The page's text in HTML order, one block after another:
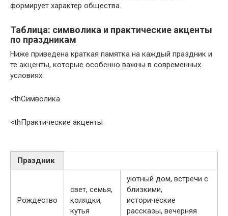
формирует характер общества.
Таблица: символика и практические акценты
по праздникам
Ниже приведена краткая памятка на каждый праздник и
те акценты, которые особенно важны в современных
условиях:
<thСимволика
<thПрактические акценты
Праздник
Рождество
свет, семья,
колядки,
кутья
уютный дом, встречи с
близкими,
исторические
рассказы, вечерняя